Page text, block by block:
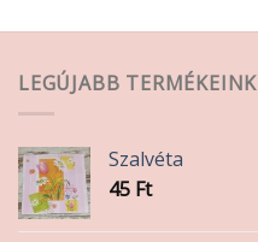
van.
változatok
választhatók
ki
LEGÚJABB TERMÉKEINK
Szalvéta
45 Ft